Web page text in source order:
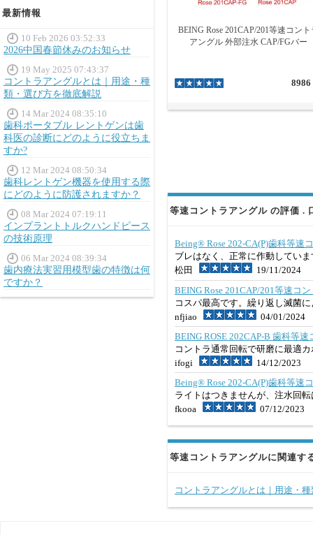
最新情報
10 Feb 2026 03:52:33
2026中国春節休みのお知らせ
19 May 2025 07:43:37
コントラアングルとは｜用途・種
類・選び方を徹底解説
14 Mar 2024 08:35:10
歯科ポータブル レントゲンは歯
科医の診断にどのように役立ちま
すか?
12 Mar 2024 08:50:34
歯科レントゲン機器を使用する際
にどのように防護されますか？
08 Mar 2024 07:19:11
インプラントトルクハンドピース
の技術原理
06 Mar 2024 08:39:34
歯内療法実習用模型歯の特徴は何
ですか？
BEING Rose 201CAP/201等速コント
アングル 外部注水 CAP/FGバー
8986
等速コントラアングル の評価 .
Being® Rose 202-CA(P)歯科等速
ブレはなく、正常に作動してい
松田
19/11/2024
BEING Rose 201CAP/201等速コ
コスパ最高です。繰り返し滅菌
nfjiao
04/01/2024
BEING ROSE 202CAP-B 歯科等
コントラ通常回転で研磨に最適
ifogi
14/12/2023
Being® Rose 202-CA(P)歯科等速
ライトはつきませんが、注水回
fkooa
07/12/2023
等速コントラアングルに関連す
コントラアングルとは｜用途・